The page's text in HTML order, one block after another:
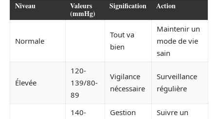
Niveau Valeurs
(mmHg)
Signification Action
Normale
Tout va
bien
Maintenir un
mode de vie
sain
Élevée
120-
139/80-
89
Vigilance
nécessaire
Surveillance
régulière
140-
Gestion
Suivre un